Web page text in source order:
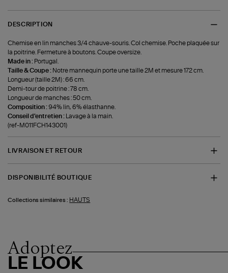
DESCRIPTION
Chemise en lin manches 3/4 chauve-souris. Col chemise. Poche plaquée sur
la poitrine. Fermeture à boutons. Coupe oversize.
Made in : Portugal.
Taille & Coupe : Notre mannequin porte une taille 2M et mesure 172 cm.
Longueur (taille 2M) : 66 cm.
Demi-tour de poitrine : 78 cm.
Longueur de manches : 50 cm.
Composition : 94% lin, 6% élasthanne.
Conseil d'entretien :
Lavage à la main.
(ref-M011FCH143001)
LIVRAISON ET RETOUR
DISPONIBILITÉ BOUTIQUE
Collections similaires : HAUTS
Adoptez
LE LOOK